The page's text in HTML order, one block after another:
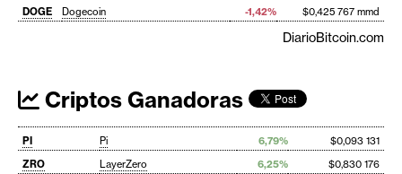
DOGE
Dogecoin -1,42% $0,425 767 mmd
DiarioBitcoin.com
Criptos Ganadoras
PI Pi 6,79%
$0,093 131
ZRO
LayerZero 6,25%
$0,830 176